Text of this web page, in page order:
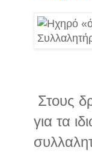
Στους
για τα